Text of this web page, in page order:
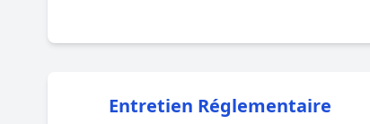
Entretien Réglementaire